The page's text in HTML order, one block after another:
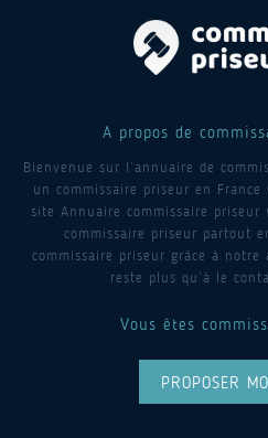
A propos de
Bienvenue sur l’annuaire de
un commissaire priseur en
site Annuaire commissaire
commissaire priseur partout
commissaire priseur grâce à
reste plus qu’à le
Vous êtes
PROPOSER